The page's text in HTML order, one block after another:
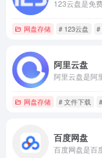
网盘存储 # 123云盘 #
阿里云盘
网盘存储 # 文件下载
百度网盘